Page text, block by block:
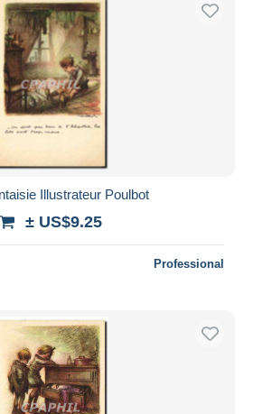
Illustrateur Poulbot
± US$9.25
Professional